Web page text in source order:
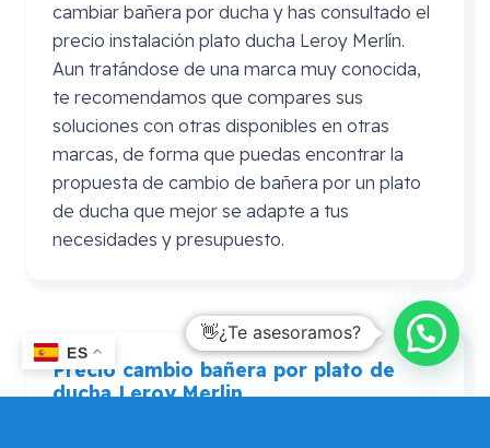
cambiar bañera por ducha y has consultado el
precio instalación plato ducha Leroy Merlín.
Aun tratándose de una marca muy conocida,
te recomendamos que compares sus
soluciones con otras disponibles en otras
marcas, de forma que puedas encontrar la
propuesta de cambio de bañera por un plato
de ducha que mejor se adapte a tus
necesidades y presupuesto.
Precio cambio bañera por plato de
duchaLeroy Merlin
ES
👋¿Te asesoramos?